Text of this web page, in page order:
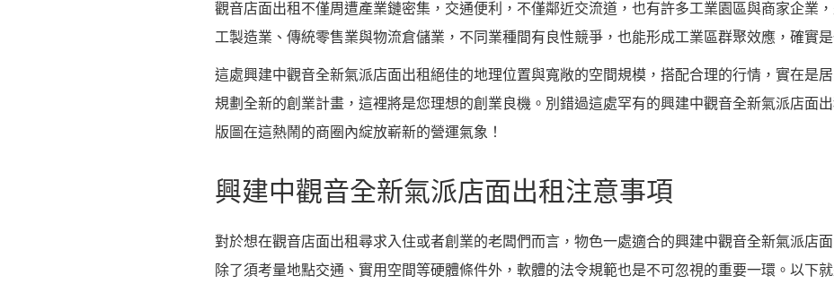
觀音店面出租不僅周遭產業鏈密集，交通便利，不僅鄰近交流道，也有許多工業園區與商家企業
工製造業、傳統零售業與物流倉儲業，不同業種間有良性競爭，也能形成工業區群聚效應，確實
這處興建中觀音全新氣派店面出租絕佳的地理位置與寬敞的空間規模，搭配合理的行情，實在是
規劃全新的創業計畫，這裡將是您理想的創業良機。別錯過這處罕有的興建中觀音全新氣派店面
版圖在這熱鬧的商圈內綻放嶄新的營運氣象！
興建中觀音全新氣派店面出租注意事項
對於想在觀音店面出租尋求入住或者創業的老闆們而言，物色一處適合的興建中觀音全新氣派店
除了須考量地點交通、實用空間等硬體條件外，軟體的法令規範也是不可忽視的重要一環。以下